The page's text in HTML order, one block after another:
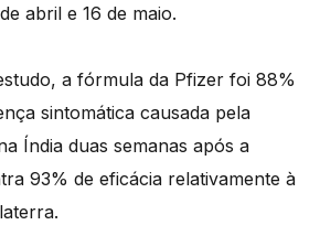
abril e 16 de maio.
a fórmula da Pfizer foi 88%
sintomática causada pela
Índia duas semanas após a
93% de eficácia relativamente à